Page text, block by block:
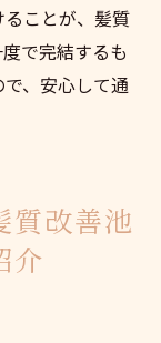
ことが、髪質
で完結するも
、安心して通
質改善池
介